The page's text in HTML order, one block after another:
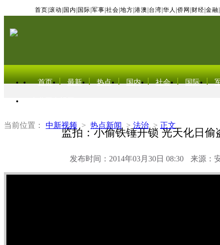
首页 滚动 国内 国际 军事 社会 地方 港澳 台湾 华人 侨网 财经 金融
首页 最新 热点 国内 社会 国际
当前位置： 中新视频 > 热点新闻 > 法治 > 正文
监拍：小偷铁锤开锁 光天化日偷
发布时间：2014年03月30日 08:30 来源：